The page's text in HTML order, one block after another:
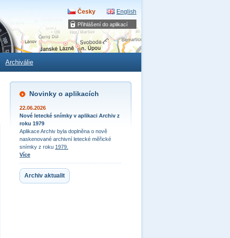
Přihlášení do aplikací
Česky English
Archiválie
Novinky o aplikacích
22.06.2026
Nové letecké snímky v aplikaci Archiv z
roku 1979
Aplikace Archiv byla doplněna o nově
naskenované archivní letecké měřické
snímky z roku 1979.
Více
Archiv aktualit